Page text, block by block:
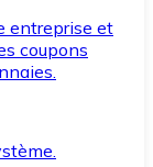
entreprise et
coupons